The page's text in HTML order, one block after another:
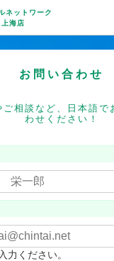
ネットワーク
上海店
お問い合わせ
相談など、日本語で
わせください！
力ください。